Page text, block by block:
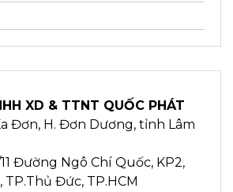
XD & TTNT QUỐC PHÁT
Đơn, H. Đơn Dương, tỉnh Lâm
Đường Ngô Chí Quốc, KP2,
TP.Thủ Đức, TP.HCM